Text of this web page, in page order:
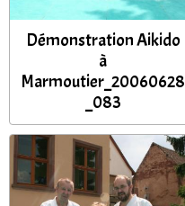
Démonstration Aikido
à
Marmoutier_20060628
_083